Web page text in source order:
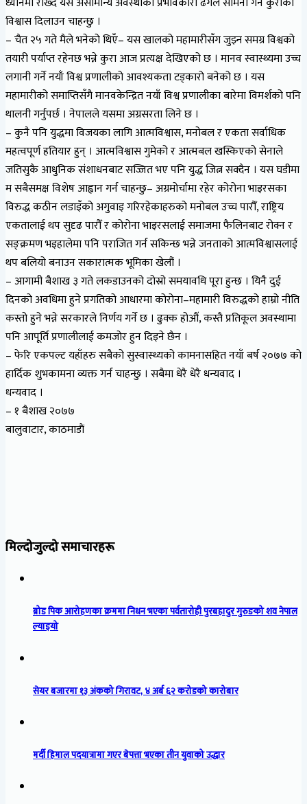
विश्वास दिलाउन चाहन्छु ।
– चैत २५ गते मैले भनेको थिएँ– यस खालको महामारीसँग जुझ्न समग्र विश्वको
तयारी पर्याप्त रहेनछ भन्ने कुरा आज प्रत्यक्ष देखिएको छ । मानव स्वास्थ्यमा उच्च
लगानी गर्ने नयाँ विश्व प्रणालीको आवश्यकता टड्कारो बनेको छ । यस
महामारीको समाप्तिसँगै मानवकेन्द्रित नयाँ विश्व प्रणालीका बारेमा विमर्शको पनि
थालनी गर्नुपर्छ । नेपालले यसमा अग्रसरता लिने छ ।
– कुनै पनि युद्धमा विजयका लागि आत्मविश्वास, मनोबल र एकता सर्वाधिक
महत्वपूर्ण हतियार हुन् । आत्मविश्वास गुमेको र आत्मबल खस्किएको सेनाले
जतिसुकै आधुनिक संशाधनबाट सज्जित भए पनि युद्ध जित्न सक्दैन । यस घडीमा
म सबैसमक्ष विशेष आह्वान गर्न चाहन्छु– अग्रमोर्चामा रहेर कोरोना भाइरसका
विरुद्ध कठीन लडाइँको अगुवाइ गरिरहेकाहरुको मनोबल उच्च पारौँ, राष्ट्रिय
एकतालाई थप सुदृढ पारौँ र कोरोना भाइरसलाई समाजमा फैलिनबाट रोक्न र
सङ्क्रमण भइहालेमा पनि पराजित गर्न सकिन्छ भन्ने जनताको आत्मविश्वासलाई
थप बलियो बनाउन सकारात्मक भूमिका खेलौं ।
– आगामी बैशाख ३ गते लकडाउनको दोस्रो समयावधि पूरा हुन्छ । यिनै दुई
दिनको अवधिमा हुने प्रगतिको आधारमा कोरोना–महामारी विरुद्धको हाम्रो नीति
कस्तो हुने भन्ने सरकारले निर्णय गर्ने छ । ढुक्क होऔं, कस्तै प्रतिकूल अवस्थामा
पनि आपूर्ति प्रणालीलाई कमजोर हुन दिइने छैन ।
– फेरि एकपल्ट यहाँहरु सबैको सुस्वास्थ्यको कामनासहित नयाँ बर्ष २०७७ को
हार्दिक शुभकामना व्यक्त गर्न चाहन्छु । सबैमा धेरै धेरै धन्यवाद ।
धन्यवाद ।
– १ बैशाख २०७७
बालुवाटार, काठमाडाैं
मिल्दोजुल्दो समाचारहरू
ब्रोड पिक आरोहणका क्रममा निधन भएका पर्वतारोही पुरबहादुर गुरुङको शव नेपाल
ल्याइयो
सेयर बजारमा १३ अंकको गिरावट, ४ अर्ब ६२ करोडको कारोबार
मर्दी हिमाल पदयात्रामा गएर बेपत्ता भएका तीन युवाको उद्धार